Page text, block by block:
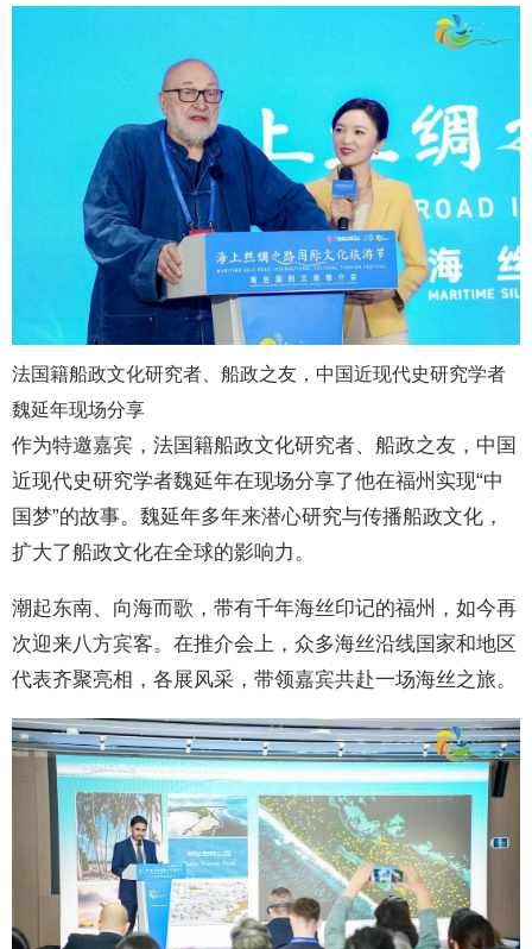
法国籍船政文化研究者、船政之友，中国近现代史研究学者
魏延年现场分享
作为特邀嘉宾，法国籍船政文化研究者、船政之友，中国
近现代史研究学者魏延年在现场分享了他在福州实现“中
国梦”的故事。魏延年多年来潜心研究与传播船政文化，
扩大了船政文化在全球的影响力。
潮起东南、向海而歌，带有千年海丝印记的福州，如今再
次迎来八方宾客。在推介会上，众多海丝沿线国家和地区
代表齐聚亮相，各展风采，带领嘉宾共赴一场海丝之旅。